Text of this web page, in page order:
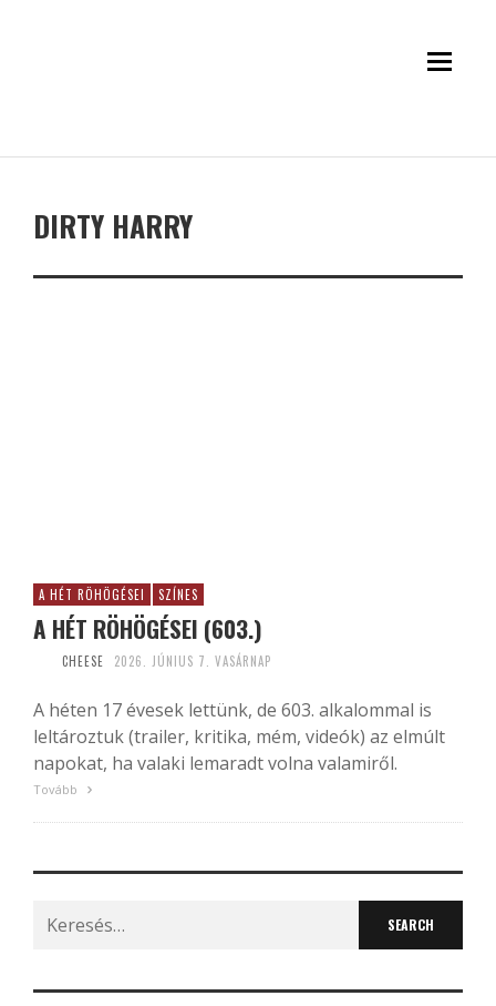
DIRTY HARRY
A HÉT RÖHÖGÉSEI SZÍNES
A HÉT RÖHÖGÉSEI (603.)
CHEESE 2026. JÚNIUS 7. VASÁRNAP
A héten 17 évesek lettünk, de 603. alkalommal is
leltároztuk (trailer, kritika, mém, videók) az elmúlt
napokat, ha valaki lemaradt volna valamiről.
Tovább
Search
for: